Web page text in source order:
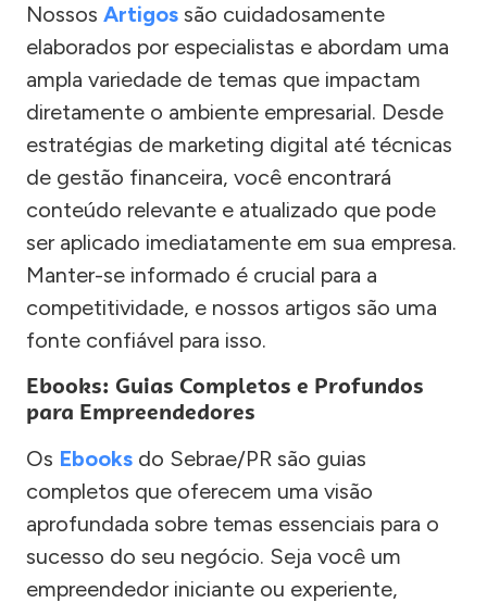
Nossos Artigos são cuidadosamente
elaborados por especialistas e abordam uma
ampla variedade de temas que impactam
diretamente o ambiente empresarial. Desde
estratégias de marketing digital até técnicas
de gestão financeira, você encontrará
conteúdo relevante e atualizado que pode
ser aplicado imediatamente em sua empresa.
Manter-se informado é crucial para a
competitividade, e nossos artigos são uma
fonte confiável para isso.
Ebooks: Guias Completos e Profundos
para Empreendedores
Os Ebooks do Sebrae/PR são guias
completos que oferecem uma visão
aprofundada sobre temas essenciais para o
sucesso do seu negócio. Seja você um
empreendedor iniciante ou experiente,